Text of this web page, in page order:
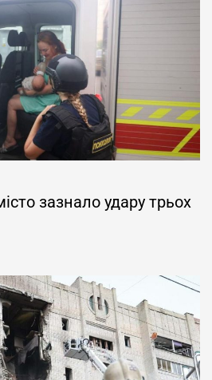
зазнало удару трьох